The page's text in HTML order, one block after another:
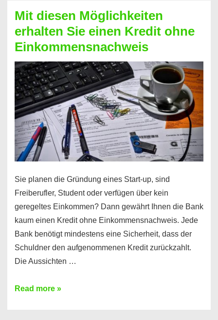
Mit diesen Möglichkeiten
erhalten Sie einen Kredit ohne
Einkommensnachweis
Sie planen die Gründung eines Start-up, sind
Freiberufler, Student oder verfügen über kein
geregeltes Einkommen? Dann gewährt Ihnen die Bank
kaum einen Kredit ohne Einkommensnachweis. Jede
Bank benötigt mindestens eine Sicherheit, dass der
Schuldner den aufgenommenen Kredit zurückzahlt.
Die Aussichten …
Mit
Read more »